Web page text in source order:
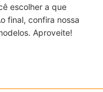
escolher a que
final, confira nossa
Aproveite!